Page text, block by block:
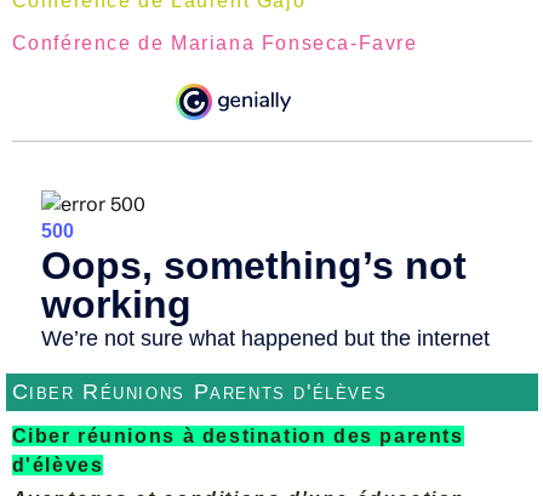
Conférence de Mariana Fonseca-Favre
Ciber Réunions Parents d'élèves
Ciber réunions à destination des parents
d'élèves